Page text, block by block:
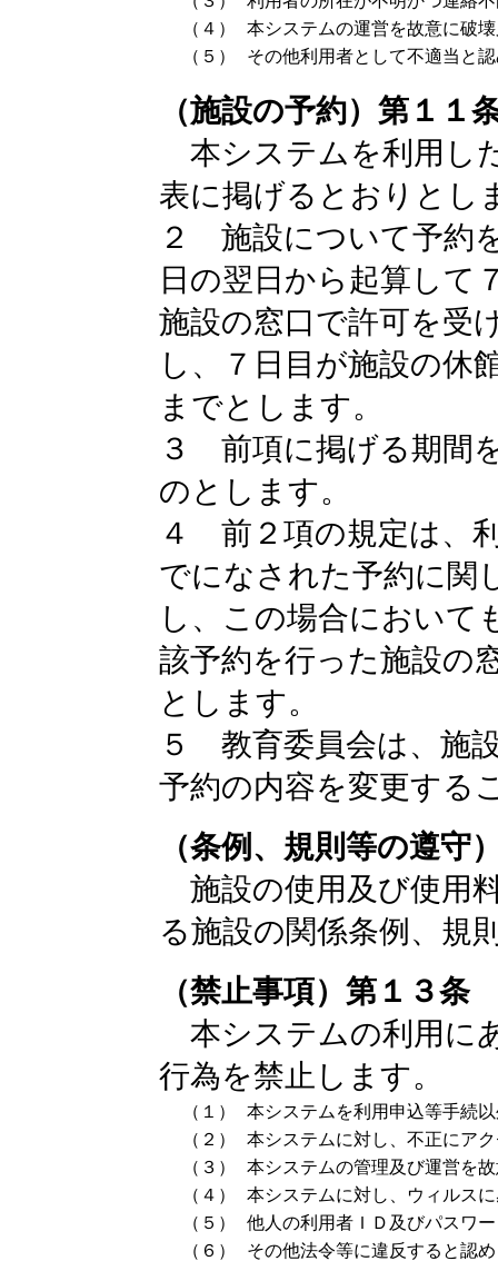
（４）
本システムの運営を故意に破
（５）
その他利用者として不適当と
（施設の予約）第１１
本システムを利用し
表に掲げるとおりとし
２ 施設について予約
日の翌日から起算して
施設の窓口で許可を受
し、７日目が施設の休
までとします。
３ 前項に掲げる期間
のとします。
４ 前２項の規定は、
でになされた予約に関
し、この場合において
該予約を行った施設の
とします。
５ 教育委員会は、施
予約の内容を変更する
（条例、規則等の遵守
施設の使用及び使用
る施設の関係条例、規
（禁止事項）第１３条
本システムの利用に
行為を禁止します。
（１）
本システムを利用申込等手続
（２）
本システムに対し、不正にア
（３）
本システムの管理及び運営を
（４）
本システムに対し、ウィルス
（５）
他人の利用者ＩＤ及びパスワ
（６）
その他法令等に違反すると認